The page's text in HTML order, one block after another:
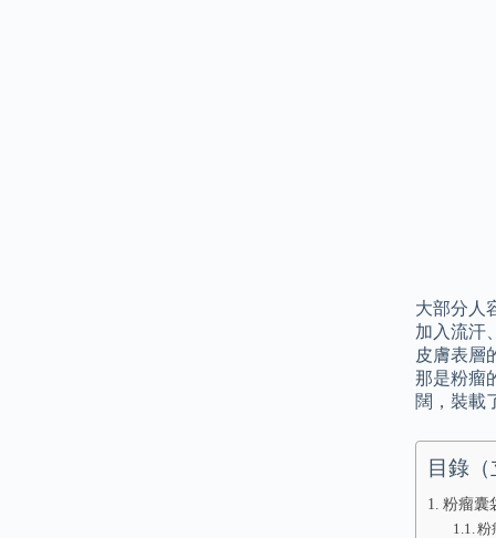
大部分人
加入流汗
皮膚表層
那是粉瘤
闊，裝載
目錄
粉瘤囊
粉